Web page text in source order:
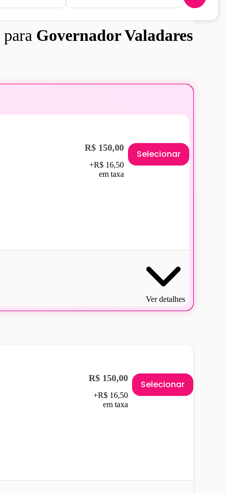
para Governador Valadares
R$ 150,00
+R$ 16,50
em taxa
Selecionar
Ver detalhes
R$ 150,00
+R$ 16,50
em taxa
Selecionar